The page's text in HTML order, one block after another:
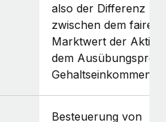
also der Differenz
zwischen dem fairen
Marktwert der Aktien
dem
Gehaltseinkommen
Besteuerung von